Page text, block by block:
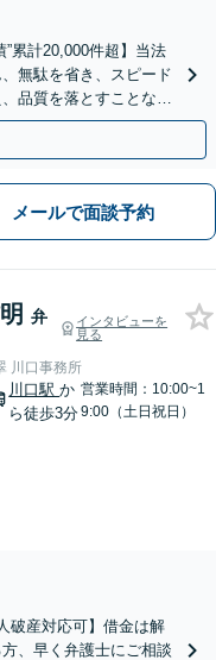
”累計20,000件超】当法
無駄を省き、スピード
品質を落とすことな
ます。
メールで面談予約
弁
インタビューを
見る
川口事務所
川口駅か
ら徒歩3分
営業時間：10:00~1
9:00（土日祝日）
破産対応可】借金は解
、早く弁護士にご相談